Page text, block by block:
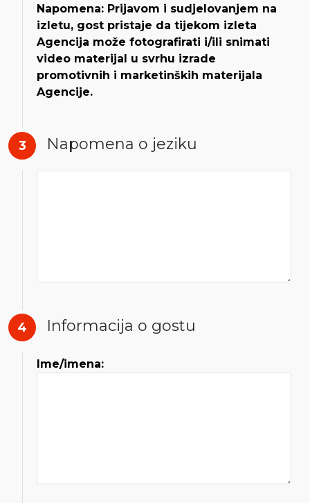
Napomena: Prijavom i sudjelovanjem na
izletu, gost pristaje da tijekom izleta
Agencija može fotografirati i/ili snimati
video materijal u svrhu izrade
promotivnih i marketinških materijala
Agencije.
3 Napomena o jeziku
4 Informacija o gostu
Ime/imena: